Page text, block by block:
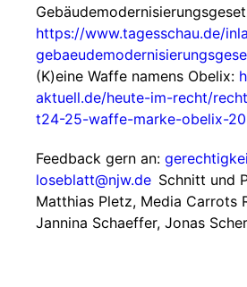
https://www.tagesschau.de/
(K)eine Waffe namens Obelix:
aktuell.de/heute-im-recht/
t24-25-waffe-marke-obelix-
Feedback gern an:
loseblatt@njw.de Schnitt und
Matthias Pletz, Media Carrots
Jannina Schaeffer, Jonas